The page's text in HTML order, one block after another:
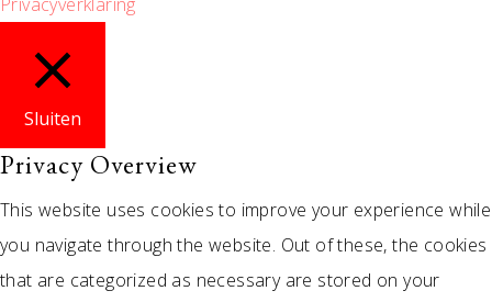
Sluiten
Privacy Overview
This website uses cookies to improve your experience while
you navigate through the website. Out of these, the cookies
that are categorized as necessary are stored on your